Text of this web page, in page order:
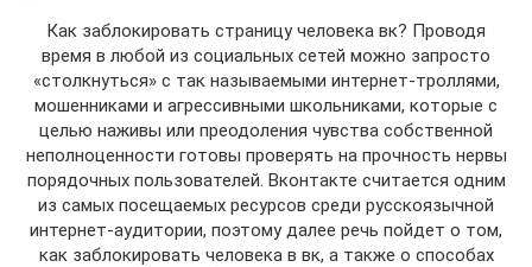
Как заблокировать страницу человека вк? Проводя
время в любой из социальных сетей можно запросто
«столкнуться» с так называемыми интернет-троллями,
мошенниками и агрессивными школьниками, которые с
целью наживы или преодоления чувства собственной
неполноценности готовы проверять на прочность нервы
порядочных пользователей. Вконтакте считается одним
из самых посещаемых ресурсов среди русскоязычной
интернет-аудитории, поэтому далее речь пойдет о том,
как заблокировать человека в вк, а также о способах